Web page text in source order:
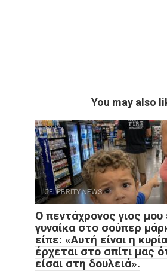
You may also
CELEBRITY NEWS
Ο πεντάχρονος γιος μου
γυναίκα στο σούπερ
είπε: «Αυτή είναι η
έρχεται στο σπίτι μας
είσαι στη δουλειά».